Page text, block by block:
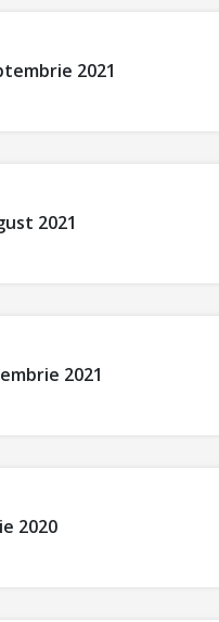
2021
2021
2021
2020